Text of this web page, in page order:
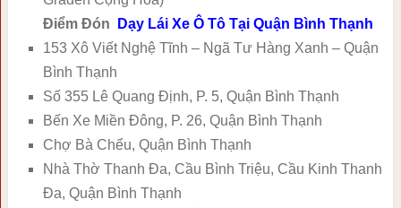
Điểm Đón
Dạy Lái Xe Ô Tô Tại Quận Bình Thạnh
153 Xô Viết Nghệ Tĩnh – Ngã Tư Hàng Xanh – Quận
Bình Thạnh
Số 355 Lê Quang Định, P. 5, Quận Bình Thạnh
Bến Xe Miền Đông, P. 26, Quận Bình Thạnh
Chợ Bà Chểu, Quận Bình Thạnh
Nhà Thờ Thanh Đa, Cầu Bình Triệu, Cầu Kinh Thanh
Đa, Quận Bình Thạnh